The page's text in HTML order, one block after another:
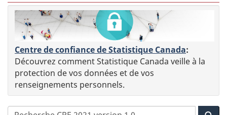
Centre de confiance de Statistique Canada:
Découvrez comment Statistique Canada veille à la
protection de vos données et de vos
renseignements personnels.